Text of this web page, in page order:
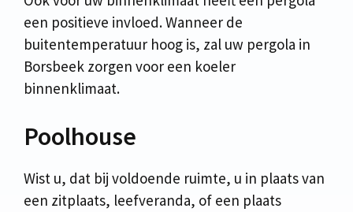
een positieve invloed. Wanneer de
buitentemperatuur hoog is, zal uw pergola in
Borsbeek zorgen voor een koeler
binnenklimaat.
Poolhouse
Wist u, dat bij voldoende ruimte, u in plaats van
een zitplaats, leefveranda, of een plaats